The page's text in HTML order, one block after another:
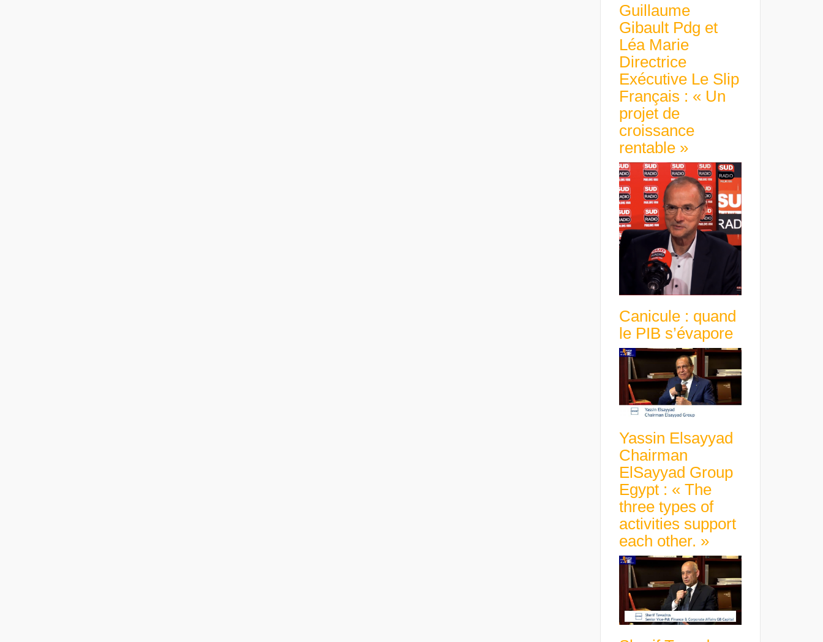
Guillaume
Gibault Pdg et
Léa Marie
Directrice
Exécutive Le Slip
Français : « Un
projet de
croissance
rentable »
Canicule : quand
le PIB s’évapore
Yassin Elsayyad
Chairman
ElSayyad Group
Egypt : « The
three types of
activities support
each other. »